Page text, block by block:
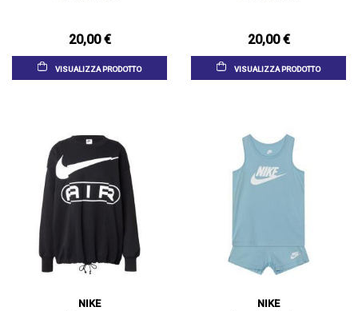
20,00 €
VISUALIZZA PRODOTTO
20,00 €
VISUALIZZA PRODOTTO
NIKE NIKE